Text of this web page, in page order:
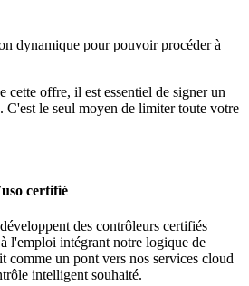
dynamique pour pouvoir procéder à
cette offre, il est essentiel de signer un
C'est le seul moyen de limiter toute votre
certifié
des contrôleurs certifiés
l'emploi intégrant notre logique de
comme un pont vers nos services cloud
intelligent souhaité.